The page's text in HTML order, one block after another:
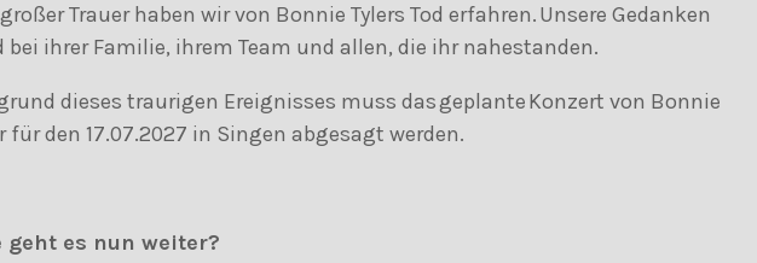
Trauer haben wir von Bonnie Tylers Tod erfahren. Unsere Gedanken
bei ihrer Familie, ihrem Team und allen, die ihr nahestanden.
dieses traurigen Ereignisses muss das geplante Konzert von Bonnie
für den 17.07.2027 in Singen abgesagt werden.
geht es nun weiter?